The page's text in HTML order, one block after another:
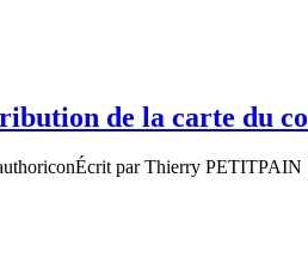
de la carte du
Écrit par Thierry PETITPAIN |